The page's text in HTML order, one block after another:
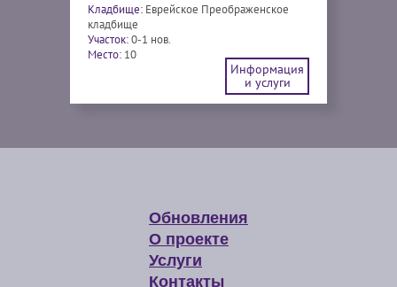
Кладбище: Еврейское Преображенское
кладбище
Участок:0-1 нов.
Место: 10
Информация
и услуги
Обновления
О проекте
Услуги
Контакты